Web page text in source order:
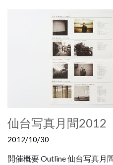
仙台写真月間2012
2012/10/30
開催概要 Outline 仙台写真月